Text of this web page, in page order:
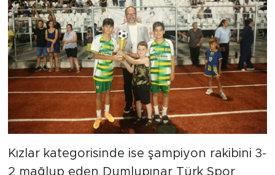
Kızlar kategorisinde ise şampiyon rakibini 3-
2 mağlup eden Dumlupınar Türk Spor